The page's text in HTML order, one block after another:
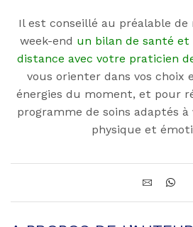
Il est conseillé au préalable
week-end un bilan de santé
distance avec votre praticien
vous orienter dans vos choix
énergies du moment, et pour
programme de soins adaptés
physique et